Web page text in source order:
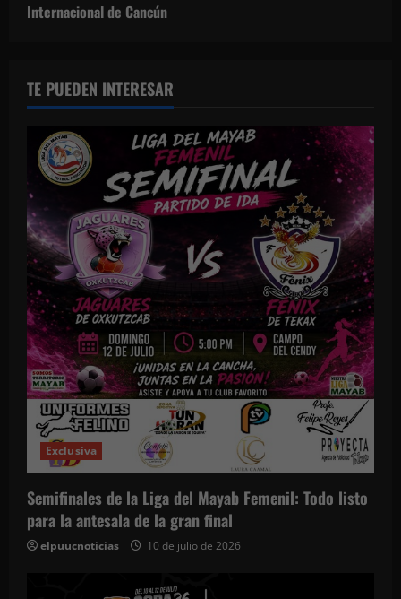
Internacional de Cancún
TE PUEDEN INTERESAR
Exclusiva
Semifinales de la Liga del Mayab Femenil: Todo listo
para la antesala de la gran final
elpuucnoticias 10 de julio de 2026